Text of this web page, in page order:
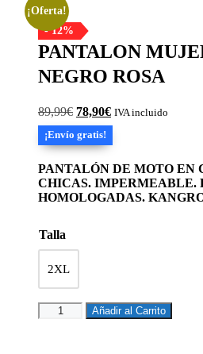
¡Oferta!
- 12%
PANTALON
NEGRO ROSA
89,99€ El
precio
original
era:
89,99€.
78,90€El
precio
78,90€.
IVA incluido
¡Envío gratis!
PANTALÓN DE MOTO EN
CHICAS. IMPERMEABLE.
HOMOLOGADAS.
Talla
2XL
PANTALON
MUJER
Añadir al Carrito